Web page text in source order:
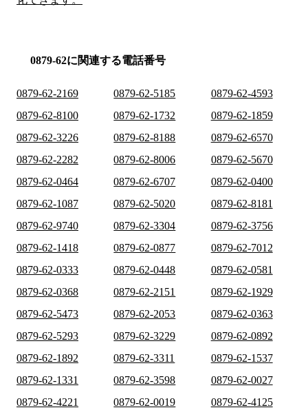
0879-62に関連する電話番号
0879-62-2169 0879-62-5185
0879-62-4593
0879-62-8100
0879-62-1732
0879-62-1859
0879-62-3226
0879-62-8188
0879-62-6570
0879-62-2282
0879-62-8006
0879-62-5670
0879-62-0464
0879-62-6707
0879-62-0400
0879-62-1087
0879-62-5020
0879-62-8181
0879-62-9740
0879-62-3304
0879-62-3756
0879-62-1418
0879-62-0877
0879-62-7012
0879-62-0333
0879-62-0448
0879-62-0581
0879-62-0368
0879-62-2151
0879-62-1929
0879-62-5473
0879-62-2053
0879-62-0363
0879-62-5293
0879-62-3229
0879-62-0892
0879-62-1892
0879-62-3311
0879-62-1537
0879-62-1331
0879-62-3598
0879-62-0027
0879-62-4221
0879-62-0019
0879-62-4125